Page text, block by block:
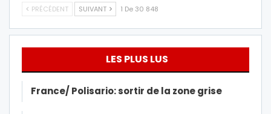
PRÉCÉDENT SUIVANT 1 De 30 848
LES PLUS LUS
France/ Polisario: sortir de la zone grise